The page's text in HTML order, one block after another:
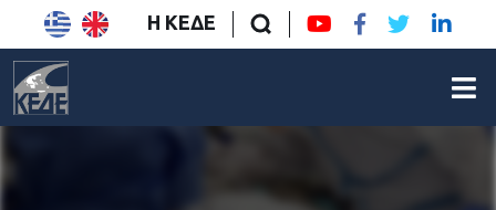
Η ΚΕΔΕ